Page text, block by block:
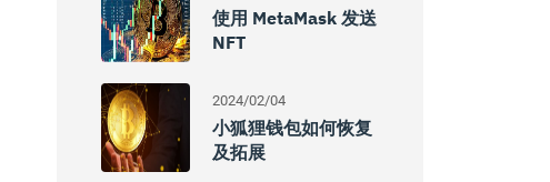
使用 MetaMask 发送
NFT
2024/02/04
小狐狸钱包如何恢复
及拓展